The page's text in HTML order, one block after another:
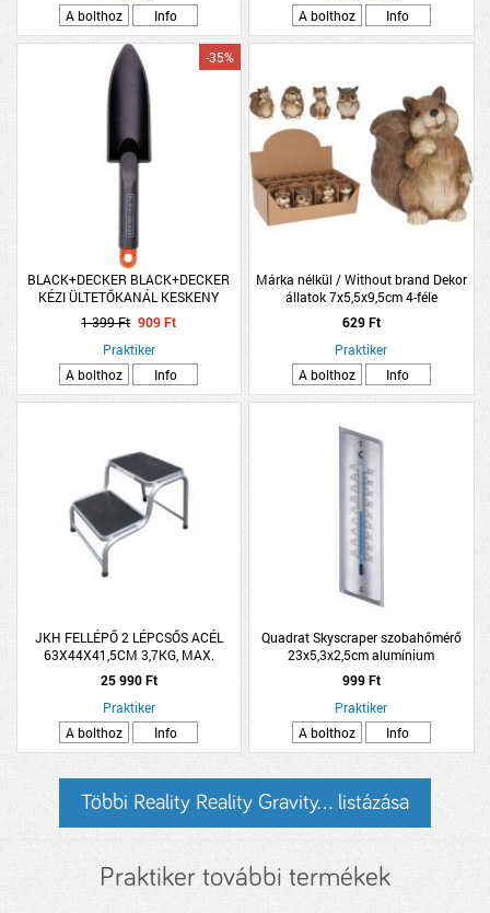
A bolthoz
Info
A bolthoz
Info
BLACK+DECKER BLACK+DECKER
KÉZI ÜLTETŐKANÁL KESKENY
30,5CM
-35%
1 399 Ft 909 Ft
Praktiker
A bolthoz
Info
Márka nélkül / Without brand Dekor
állatok 7x5,5x9,5cm 4-féle
629 Ft
Praktiker
A bolthoz
Info
JKH FELLÉPŐ 2 LÉPCSŐS ACÉL
63X44X41,5CM 3,7KG, MAX.
TERHELHETŐSÉG:150KG
25 990 Ft
Praktiker
A bolthoz
Info
Quadrat Skyscraper szobahőmérő
23x5,3x2,5cm alumínium
999 Ft
Praktiker
A bolthoz
Info
Többi Reality Reality Gravity... listázása
Praktiker további termékek